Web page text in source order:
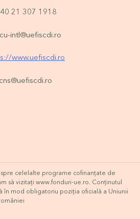
21 307 1918
intl@uefiscdi.ro
www.uefiscdi.ro
cns@uefiscdi.ro
celelalte programe cofinanțate de
să vizitați www.fonduri-ue.ro. Conținutul
în mod obligatoriu poziția oficială a Uniunii